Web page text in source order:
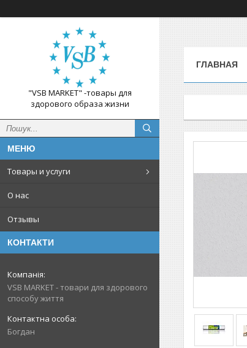
"VSB MARKET" -товары для
здорового образа жизни
Товары и услуги
О нас
Отзывы
КОНТАКТИ
VSB MARKET - товари для здорового
способу життя
Богдан
ГЛАВНАЯ